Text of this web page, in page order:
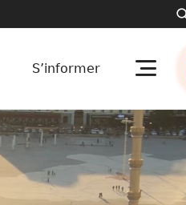
S’informer